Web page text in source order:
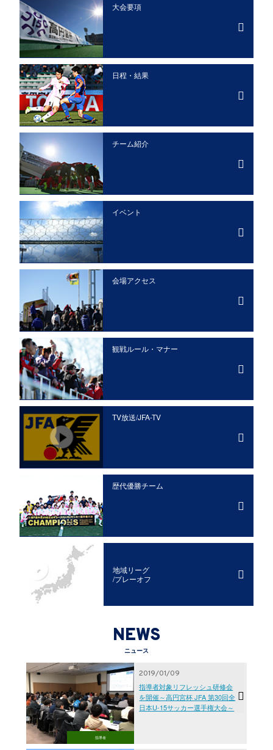
大会要項
日程・結果
チーム紹介
イベント
会場アクセス
観戦ルール・マナー
TV放送/JFA-TV
歴代優勝チーム
地域リーグ
/プレーオフ
NEWS
ニュース
指導者
2019/01/09
指導者対象リフレッシュ研修会
を開催～高円宮杯 JFA 第30回全
日本U-15サッカー選手権大会～